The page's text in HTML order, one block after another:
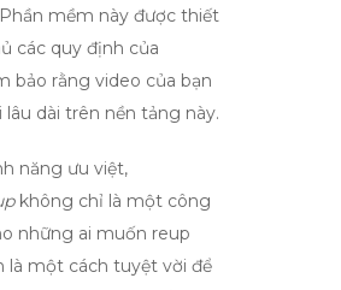
mềm này được thiết
các quy định của
bảo rằng video của bạn
dài trên nền tảng này.
năng ưu việt,
không chỉ là một công
những ai muốn reup
là một cách tuyệt vời để